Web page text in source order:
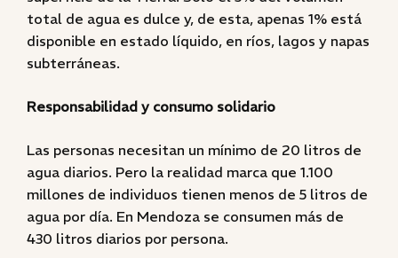
total de agua es dulce y, de esta, apenas 1% está
disponible en estado líquido, en ríos, lagos y napas
subterráneas.
Responsabilidad y consumo solidario
Las personas necesitan un mínimo de 20 litros de
agua diarios. Pero la realidad marca que 1.100
millones de individuos tienen menos de 5 litros de
agua por día. En Mendoza se consumen más de
430 litros diarios por persona.